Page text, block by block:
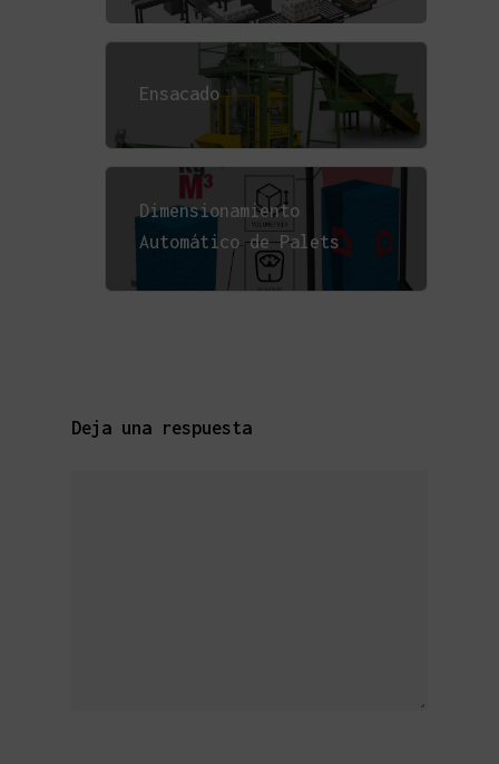
Ensacado
Dimensionamiento
Automático de Palets
Deja una respuesta